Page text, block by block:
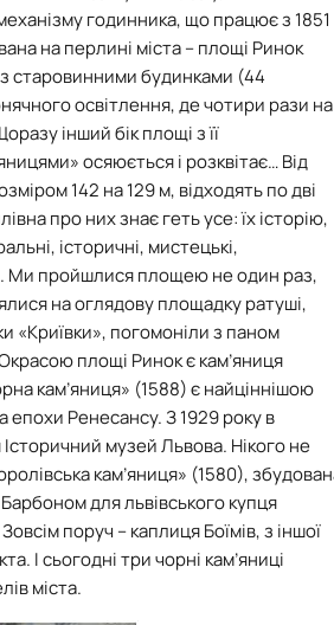
годинника, що працює з 1851
на перлині міста – площі Ринок
із старовинними будинками (44
освітлення, де чотири рази на
інший бік площі з її
осяюється і розквітає… Від
142 на 129 м, відходять по дві
про них знає геть усе: їх історію,
історичні, мистецькі,
Ми пройшлися площею не один раз,
на оглядову площадку ратуші,
«Криївки», погомоніли з паном
площі Ринок є кам’яниця
кам’яниця» (1588) є найціннішою
епохи Ренесансу. З 1929 року в
Історичний музей Львова. Нікого не
кам’яниця» (1580),
для львівського купця
поруч – каплиця Боїмів, з іншої
І сьогодні три чорні кам’яниці
міста.